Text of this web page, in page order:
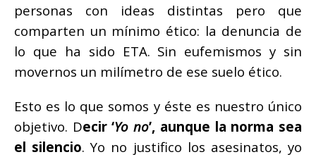
personas con ideas distintas pero que
comparten un mínimo ético: la denuncia de
lo que ha sido ETA. Sin eufemismos y sin
movernos un milímetro de ese suelo ético.
Esto es lo que somos y éste es nuestro único
objetivo. Decir ‘Yo no’, aunque la norma sea
el silencio. Yo no justifico los asesinatos, yo